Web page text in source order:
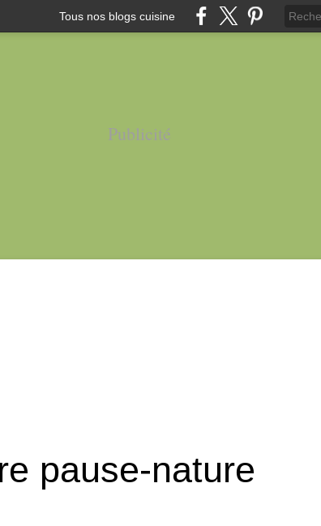
Tous nos blogs cuisine
Publicité
pause-nature